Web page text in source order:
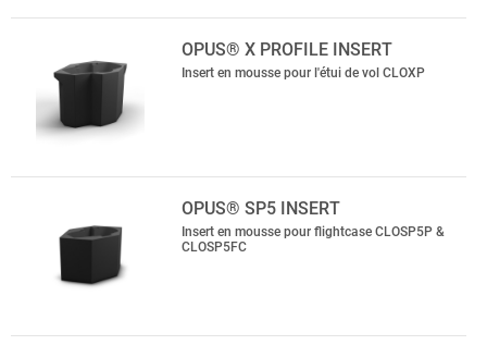
OPUS® X PROFILE INSERT
Insert en mousse pour l'étui de vol CLOXP
OPUS® SP5 INSERT
Insert en mousse pour flightcase CLOSP5P &
CLOSP5FC